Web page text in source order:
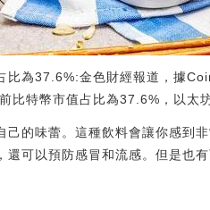
比為37.6%:金色財經報道，據
比特幣市值占比為37.6%，以
己的味蕾。這種飲料會讓你感到
還可以預防感冒和流感。但是也